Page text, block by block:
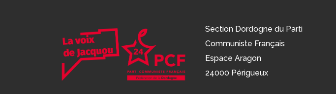
Section Dordogne du Parti
Communiste Français
Espace Aragon
24000 Périgueux